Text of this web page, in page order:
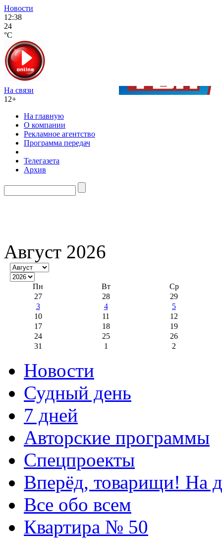
Новости
12:38
24
°C
На связи
12+
На главную
О компании
Рекламное агентство
Программа передач
Телегазета
Архив
Август 2026
Пн Вт
Ср
27
28
29
3
4
5
10
11
12
17
18
19
24
25
26
31
1 2
Новости
Судный день
7 дней
Авторские программы
Спецпроекты
Вперёд, товарищи! На
Все обо всем
Квартира № 50